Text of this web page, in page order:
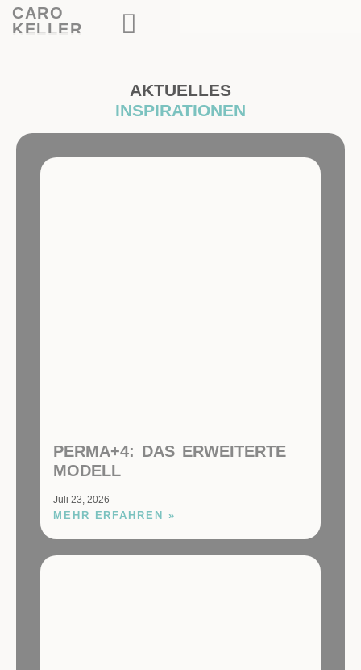
CARO
KELLER
AKTUELLES
INSPIRATIONEN
PERMA+4: DAS ERWEITERTE
MODELL
Juli 23, 2026
MEHR ERFAHREN »